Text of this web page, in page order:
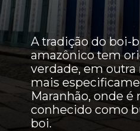
A tradição do boi-
amazônico tem
verdade, em outra
mais
Maranhão, onde é
conhecido como
boi.